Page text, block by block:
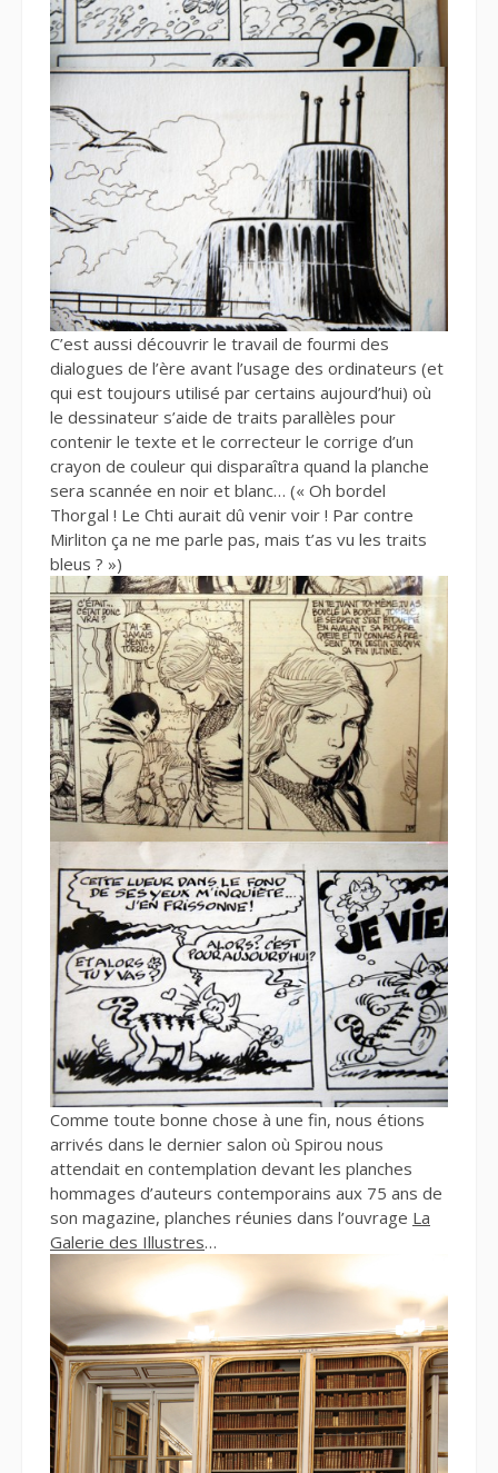
C’est aussi découvrir le travail de fourmi des
dialogues de l’ère avant l’usage des ordinateurs (et
qui est toujours utilisé par certains aujourd’hui) où
le dessinateur s’aide de traits parallèles pour
contenir le texte et le correcteur le corrige d’un
crayon de couleur qui disparaîtra quand la planche
sera scannée en noir et blanc… (« Oh bordel
Thorgal ! Le Chti aurait dû venir voir ! Par contre
Mirliton ça ne me parle pas, mais t’as vu les traits
bleus ? »)
Comme toute bonne chose à une fin, nous étions
arrivés dans le dernier salon où Spirou nous
attendait en contemplation devant les planches
hommages d’auteurs contemporains aux 75 ans de
son magazine, planches réunies dans l’ouvrage La
Galerie des Illustres…